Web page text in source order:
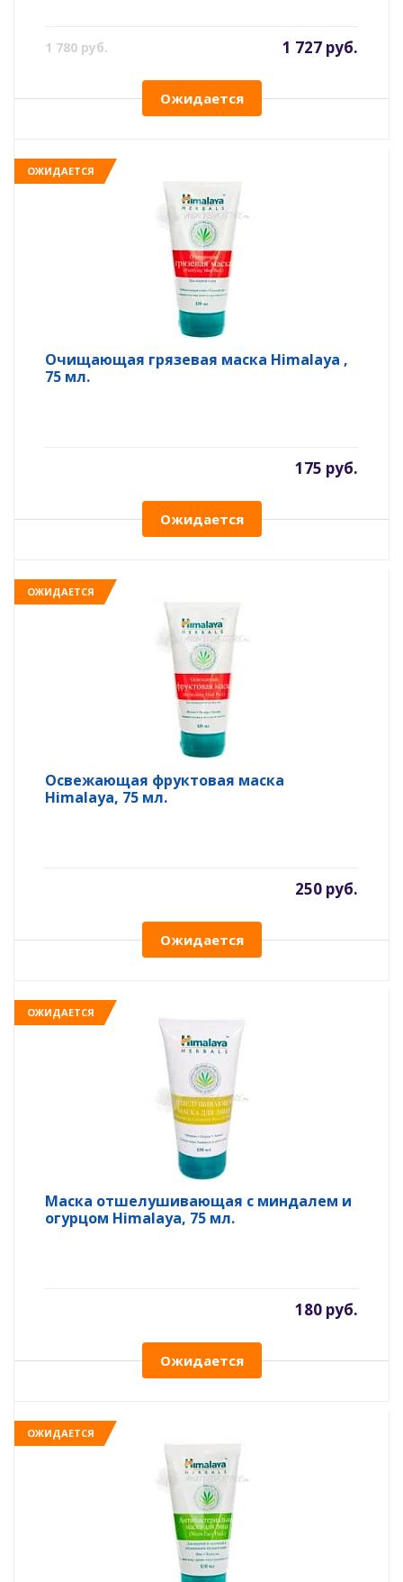
1 780 руб. 1 727 руб.
Ожидается
ОЖИДАЕТСЯ
Очищающая грязевая маска Himalaya ,
75 мл.
175 руб.
Ожидается
ОЖИДАЕТСЯ
Освежающая фруктовая маска
Himalaya, 75 мл.
250 руб.
Ожидается
ОЖИДАЕТСЯ
Маска отшелушивающая с миндалем и
огурцом Himalaya, 75 мл.
180 руб.
Ожидается
ОЖИДАЕТСЯ